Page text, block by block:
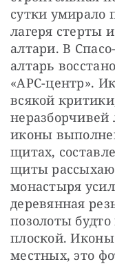
сутки умирало
лагеря стерты
алтари. В
алтарь
«АРС-центр».
всякой
неразборчивей
иконы
щитах,
щиты
монастыря
деревянная
позолоты
плоской.
местных, это